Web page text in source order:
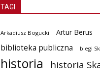
TAGI
Arkadiusz Bogucki Artur Berus
biblioteka publiczna
biegi
historia historia